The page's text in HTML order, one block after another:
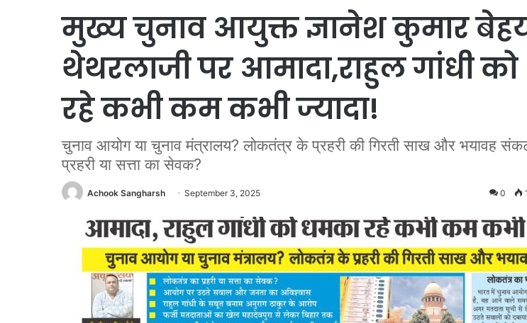
मुख्य चुनाव आयुक्त ज्ञानेश कुमार
थेथरलाजी पर आमादा,राहुल गांधी
रहे कभी कम कभी ज्यादा!
चुनाव आयोग या चुनाव मंत्रालय? लोकतंत्र के प्रहरी की गिरती साख और भयावह
प्रहरी या सत्ता का सेवक?
Achook Sangharsh September 3, 2025 0